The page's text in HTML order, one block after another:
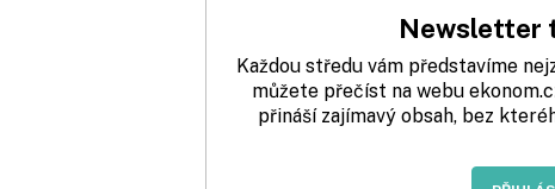
Newsletter
Každou středu vám představíme
můžete přečíst na webu
přináší zajímavý obsah, bez